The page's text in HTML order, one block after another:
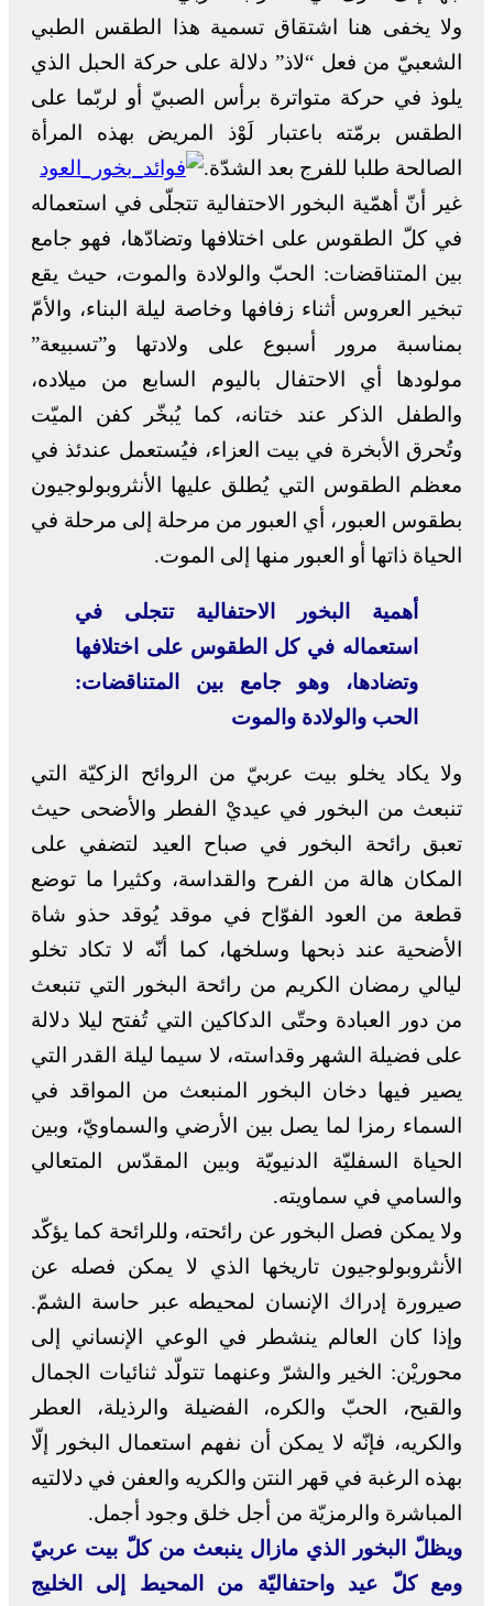
ولا يخفى هنا اشتقاق تسمية هذا الطقس الطبي
الشعبيّ من فعل “لاذ” دلالة على حركة الحبل الذي
يلوذ في حركة متواترة برأس الصبيّ أو لربّما على
الطقس برمّته باعتبار لَوْذ المريض بهذه المرأة
الصالحة طلبا للفرج بعد الشدّة.
غير أنّ أهمّية البخور الاحتفالية تتجلّى في استعماله
في كلّ الطقوس على اختلافها وتضادّها، فهو جامع
بين المتناقضات: الحبّ والولادة والموت، حيث يقع
تبخير العروس أثناء زفافها وخاصة ليلة البناء، والأمّ
بمناسبة مرور أسبوع على ولادتها و”تسبيعة”
مولودها أي الاحتفال باليوم السابع من ميلاده،
والطفل الذكر عند ختانه، كما يُبخّر كفن الميّت
وتُحرق الأبخرة في بيت العزاء، فيُستعمل عندئذ في
معظم الطقوس التي يُطلق عليها الأنثروبولوجيون
بطقوس العبور، أي العبور من مرحلة إلى مرحلة في
الحياة ذاتها أو العبور منها إلى الموت.
أهمية البخور الاحتفالية تتجلى في
استعماله في كل الطقوس على اختلافها
وتضادها، وهو جامع بين المتناقضات:
الحب والولادة والموت
ولا يكاد يخلو بيت عربيّ من الروائح الزكيّة التي
تنبعث من البخور في عيديْ الفطر والأضحى حيث
تعبق رائحة البخور في صباح العيد لتضفي على
المكان هالة من الفرح والقداسة، وكثيرا ما توضع
قطعة من العود الفوّاح في موقد يُوقد حذو شاة
الأضحية عند ذبحها وسلخها، كما أنّه لا تكاد تخلو
ليالي رمضان الكريم من رائحة البخور التي تنبعث
من دور العبادة وحتّى الدكاكين التي تُفتح ليلا دلالة
على فضيلة الشهر وقداسته، لا سيما ليلة القدر التي
يصير فيها دخان البخور المنبعث من المواقد في
السماء رمزا لما يصل بين الأرضي والسماويّ، وبين
الحياة السفليّة الدنيويّة وبين المقدّس المتعالي
والسامي في سماويته.
ولا يمكن فصل البخور عن رائحته، وللرائحة كما يؤكّد
الأنثروبولوجيون تاريخها الذي لا يمكن فصله عن
صيرورة إدراك الإنسان لمحيطه عبر حاسة الشمّ.
وإذا كان العالم ينشطر في الوعي الإنساني إلى
محوريْن: الخير والشرّ وعنهما تتولّد ثنائيات الجمال
والقبح، الحبّ والكره، الفضيلة والرذيلة، العطر
والكريه، فإنّه لا يمكن أن نفهم استعمال البخور إلّا
بهذه الرغبة في قهر النتن والكريه والعفن في دلالتيه
المباشرة والرمزيّة من أجل خلق وجود أجمل.
ويظلّ البخور الذي مازال ينبعث من كلّ بيت عربيّ
ومع كلّ عيد واحتفاليّة من المحيط إلى الخليج